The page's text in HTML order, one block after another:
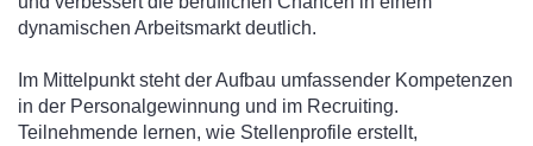
dynamischen Arbeitsmarkt deutlich.
Im Mittelpunkt steht der Aufbau umfassender Kompetenzen
in der Personalgewinnung und im Recruiting.
Teilnehmende lernen, wie Stellenprofile erstellt,